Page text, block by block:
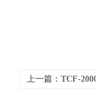
上一篇： TCF-